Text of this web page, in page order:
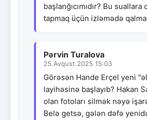
başlanğıcımıdır? Bu suallara
tapmaq üçün izləmədə
Pərvin Turalova
25.Avqust.2025 15:03
Görəsən Hande Erçel yeni
layihəsinə başlayıb? Hakan
olan fotoları silmək nəyə
Belə getsə, gələn dəfə